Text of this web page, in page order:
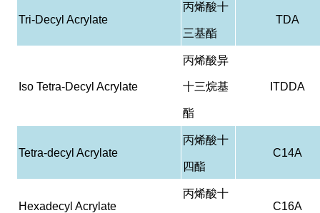
Tri-Decyl Acrylate
丙烯酸十
三基酯
TDA
Iso Tetra-Decyl Acrylate
丙烯酸异
十三烷基
酯
ITDDA
Tetra-decyl Acrylate
丙烯酸十
四酯
C14A
Hexadecyl Acrylate
丙烯酸十
C16A